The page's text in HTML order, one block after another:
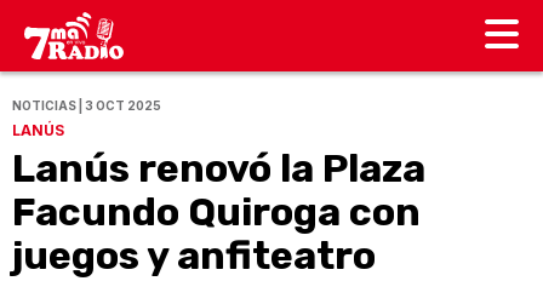
NOTICIAS | 3 OCT 2025
LANÚS
Lanús renovó la Plaza
Facundo Quiroga con
juegos y anfiteatro